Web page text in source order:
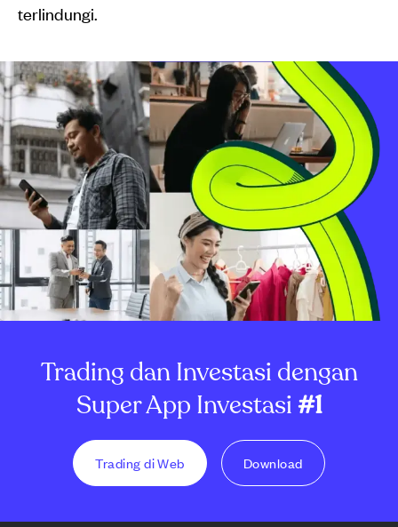
terlindungi.
Trading dan Investasi dengan
Super App Investasi#1
Trading di Web Download